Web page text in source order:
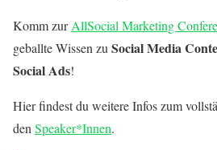
Komm zurAllSocial Marketing
geballte Wissen zuSocial Media
Social Ads!
Hier findest du weitere Infos zum
denSpeaker*Innen.